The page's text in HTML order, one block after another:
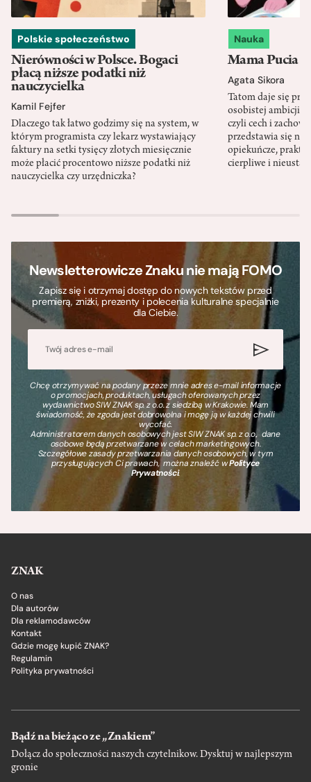
Polskie społeczeństwo
Nierówności w Polsce. Bogaci
płacą niższe podatki niż
nauczycielka
Kamil Fejfer
Dlaczego tak łatwo godzimy się na system, w
którym programista czy lekarz wystawiający
faktury na setki tysięcy złotych miesięcznie
może płacić procentowo niższe podatki niż
nauczycielka czy urzędniczka?
Nauka
Mama Pucia
Agata Sikora
Tatom daje się
osobistej ambicji,
czyli cech i
przedstawia się
opiekuńcze,
cierpliwe i
Newsletterowicze Znaku nie mają FOMO
Zapisz się i otrzymaj dostęp do nowych tekstów przed
premierą, zniżki, prezenty i polecenia kulturalne specjalnie
dla Ciebie.
Chcę otrzymywać na podany przeze mnie adres e-mail informacje
o promocjach, produktach, usługach oferowanych przez
wydawnictwo SIW ZNAK sp. z o.o. z siedzibą w Krakowie. Mam
świadomość, że zgoda jest dobrowolna i mogę ją w każdej chwili
wycofać.
Administratorem danych osobowych jest SIW ZNAK sp. z o.o., dane
osobowe będą przetwarzane w celach marketingowych.
Szczegółowe zasady przetwarzania danych osobowych, w tym
przysługujących Ci prawach, można znaleźć wPolityce
Prywatności.
ZNAK
O nas
Dla autorów
Dla reklamodawców
Kontakt
Gdzie mogę kupić ZNAK?
Regulamin
Polityka prywatności
Bądź na bieżąco ze „Znakiem”
Dołącz do społeczności naszych czytelnikow. Dysktuj w najlepszym
gronie